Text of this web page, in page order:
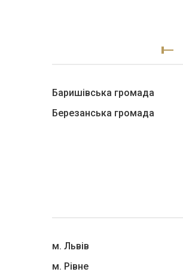
Баришівська громада
Березанська громада
м. Львів
м. Рівне